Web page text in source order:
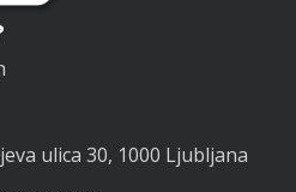
ulica 30, 1000 Ljubljana